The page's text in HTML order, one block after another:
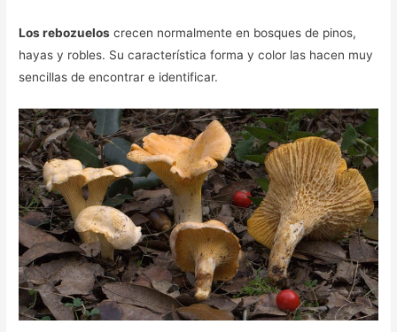
Los rebozuelos crecen normalmente en bosques de pinos,
hayas y robles. Su característica forma y color las hacen muy
sencillas de encontrar e identificar.